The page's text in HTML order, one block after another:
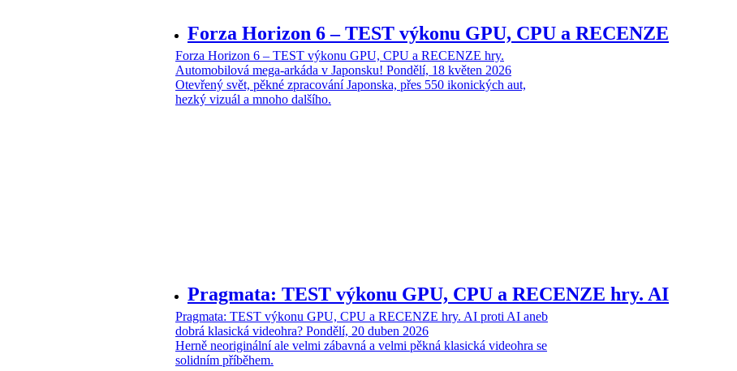
Forza Horizon 6 – TEST výkonu GPU, CPU a RECENZE
Forza Horizon 6 – TEST výkonu GPU, CPU a RECENZE hry.
Automobilová mega-arkáda v Japonsku! Pondělí, 18 květen 2026
Otevřený svět, pěkné zpracování Japonska, přes 550 ikonických aut,
hezký vizuál a mnoho dalšího.
Pragmata: TEST výkonu GPU, CPU a RECENZE hry. AI
Pragmata: TEST výkonu GPU, CPU a RECENZE hry. AI proti AI aneb
dobrá klasická videohra? Pondělí, 20 duben 2026
Herně neoriginální ale velmi zábavná a velmi pěkná klasická videohra se
solidním příběhem.